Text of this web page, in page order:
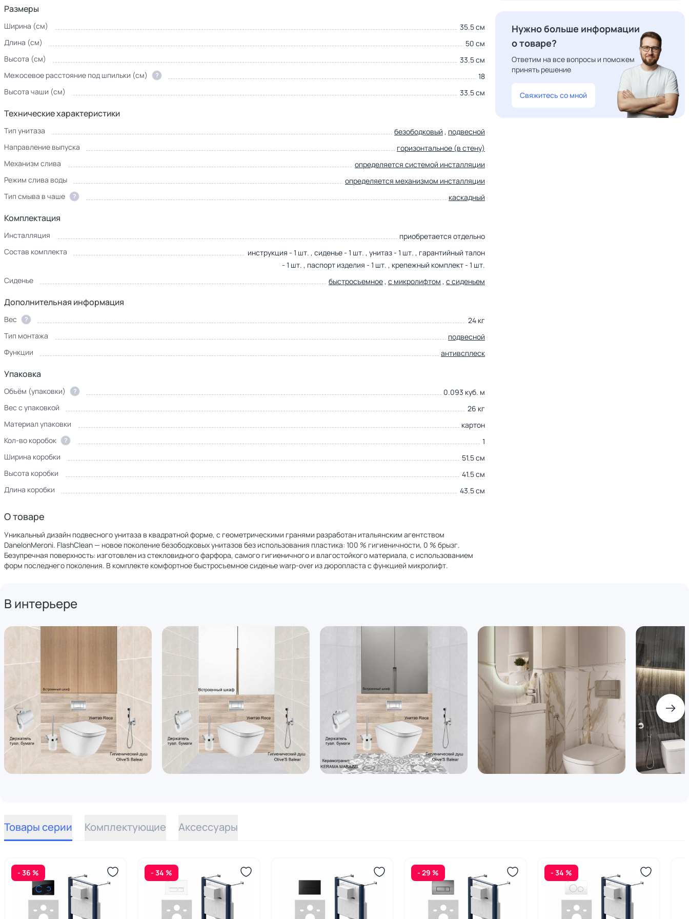
Размеры
Ширина (см)
35.5 см
Длина (см)
50 см
Высота (см)
33.5 см
Межосевое расстояние под шпильки (см)
?
18
Высота чаши (см)
33.5 см
Технические характеристики
Тип унитаза безободковый , подвесной
Направление выпуска
горизонтальное (в стену)
Механизм слива
определяется системой инсталляции
Режим слива воды
определяется механизмом инсталляции
Тип смыва в чаше
? каскадный
Комплектация
Инсталляция
приобретается отдельно
Состав комплекта
инструкция - 1 шт. , сиденье - 1 шт. , унитаз - 1 шт. , гарантийный талон
- 1 шт. , паспорт изделия - 1 шт. , крепежный комплект - 1 шт.
Сиденье
быстросъемное, с микролифтом , с сиденьем
Дополнительная информация
Вес ?
24 кг
Тип монтажа
подвесной
Функции
антивсплеск
Упаковка
Объём (упаковки) ?
0.093 куб. м
Вес с упаковкой
26 кг
Материал упаковки
картон
Кол-во коробок
?
1
Ширина коробки
51.5 см
Высота коробки
41.5 см
Длина коробки
43.5 см
О товаре
Уникальный дизайн подвесного унитаза в квадратной форме, с геометрическими гранями разработан итальянским агентством
DanelonMeroni. FlashClean — новое поколение безободковых унитазов без использования пластика: 100 % гигиеничности, 0 % брызг.
Безупречная поверхность: изготовлен из стекловидного фарфора, самого гигиеничного и влагостойкого материала, с использованием
форм последнего поколения. В комплекте комфортное быстросъемное сиденье warp-over из дюропласта с функцией микролифт.
Нужно больше информации
о товаре?
Ответим на все вопросы и поможем
принять решение
Свяжитесь со мной
В интерьере
Товары серии Комплектующие Аксессуары
- 36 % - 34 % - 29 % - 34 %